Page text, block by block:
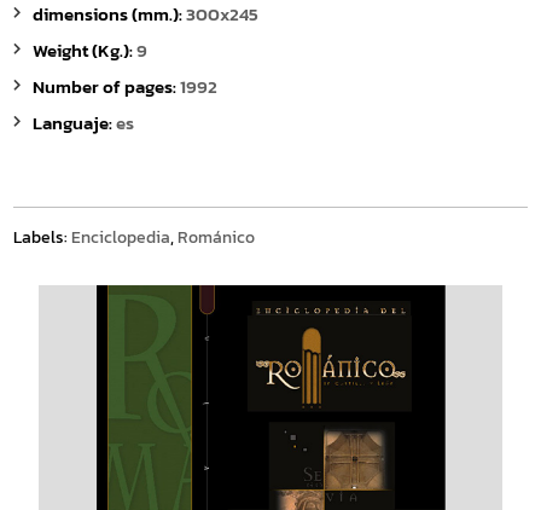
dimensions (mm.):300x245
Weight (Kg.):9
Number of pages:1992
Languaje:es
Labels: Enciclopedia, Románico